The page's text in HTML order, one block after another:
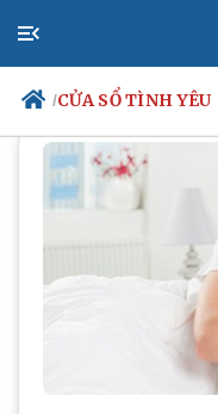
/CỬA SỔ TÌNH YÊU
Tổ chức nhân sự
PODCAST